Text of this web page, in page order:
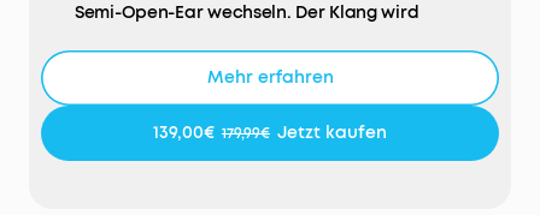
Semi-Open-Ear wechseln. Der Klang wird
adaptive EQ optimieren den Sound deiner
Mehr erfahren
139,00€ 179,99€ Jetzt kaufen